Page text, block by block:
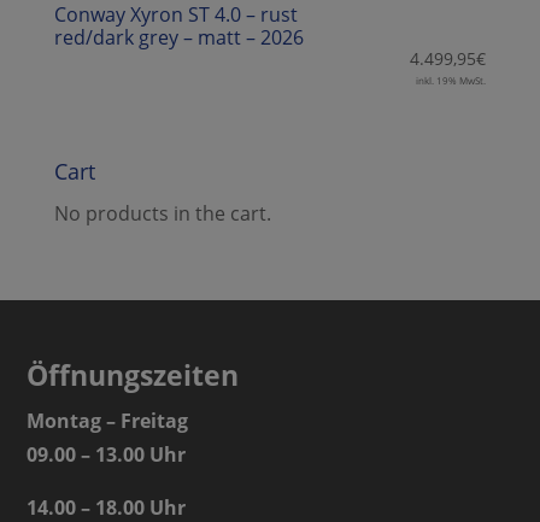
Conway Xyron ST 4.0 – rust
red/dark grey – matt – 2026
4.499,95€
inkl. 19% MwSt.
Cart
No products in the cart.
Öffnungszeiten
Montag – Freitag
09.00 – 13.00 Uhr
14.00 – 18.00 Uhr